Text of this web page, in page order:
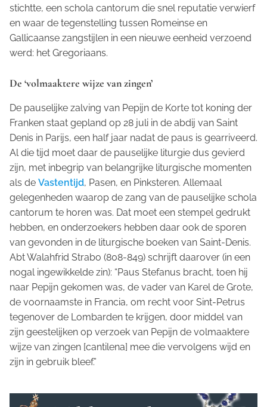
stichtte, een schola cantorum die snel reputatie verwierf
en waar de tegenstelling tussen Romeinse en
Gallicaanse zangstijlen in een nieuwe eenheid verzoend
werd: het Gregoriaans.
De ‘volmaaktere wijze van zingen’
De pauselijke zalving van Pepijn de Korte tot koning der
Franken staat gepland op 28 juli in de abdij van Saint
Denis in Parijs, een half jaar nadat de paus is gearriveerd.
Al die tijd moet daar de pauselijke liturgie dus gevierd
zijn, met inbegrip van belangrijke liturgische momenten
als de Vastentijd, Pasen, en Pinksteren. Allemaal
gelegenheden waarop de zang van de pauselijke schola
cantorum te horen was. Dat moet een stempel gedrukt
hebben, en onderzoekers hebben daar ook de sporen
van gevonden in de liturgische boeken van Saint-Denis.
Abt Walahfrid Strabo (808-849) schrijft daarover (in een
nogal ingewikkelde zin): “Paus Stefanus bracht, toen hij
naar Pepijn gekomen was, de vader van Karel de Grote,
de voornaamste in Francia, om recht voor Sint-Petrus
tegenover de Lombarden te krijgen, door middel van
zijn geestelijken op verzoek van Pepijn de volmaaktere
wijze van zingen [cantilena] mee die vervolgens wijd en
zijn in gebruik bleef.”